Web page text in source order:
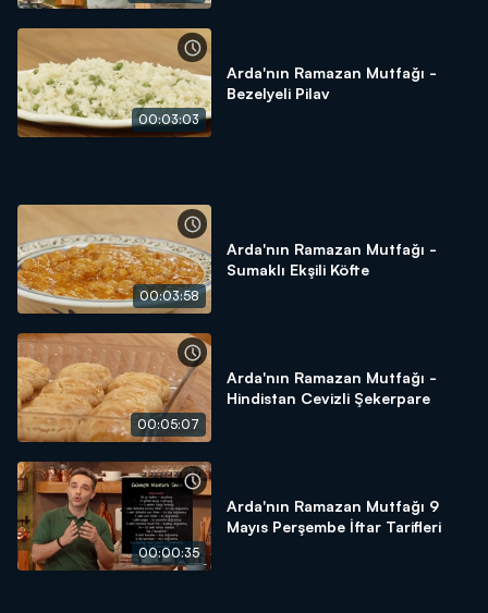
00:03:03
Arda'nın Ramazan Mutfağı -
Bezelyeli Pilav
00:03:58
Arda'nın Ramazan Mutfağı -
Sumaklı Ekşili Köfte
00:05:07
Arda'nın Ramazan Mutfağı -
Hindistan Cevizli Şekerpare
00:00:35
Arda'nın Ramazan Mutfağı 9
Mayıs Perşembe İftar Tarifleri